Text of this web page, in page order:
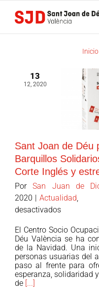
Saltar
contenido
Inicio
13
12, 2020
Sant Joan de Déu
Barquillos
Corte Inglés y
PorSan Juan de
2020
Actualidad
desactivadosen
Joan
de Déu
pone
a
El Centro Socio
Déu València se ha
de la Navidad. Una
personas usuarias del
paso al frente para
esperanza, solidaridad
de [...]